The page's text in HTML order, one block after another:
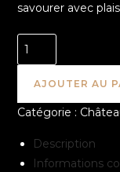
savourer avec
AJOUTER AU
Catégorie :
Description
Informations